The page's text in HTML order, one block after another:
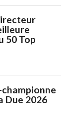
50 Top
Due 2026